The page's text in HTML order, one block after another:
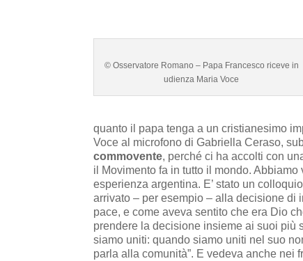
© Osservatore Romano – Papa Francesco riceve in
udienza Maria Voce
quanto il papa tenga a un cristianesimo
Voce al microfono di Gabriella Ceraso,
commovente, perché ci ha accolti con
il Movimento fa in tutto il mondo.
esperienza argentina. E’ stato un
arrivato – per esempio – alla decisione di
pace, e come aveva sentito che era Dio
prendere la decisione insieme ai suoi più
siamo uniti: quando siamo uniti nel suo
parla alla comunità”. E vedeva anche nei